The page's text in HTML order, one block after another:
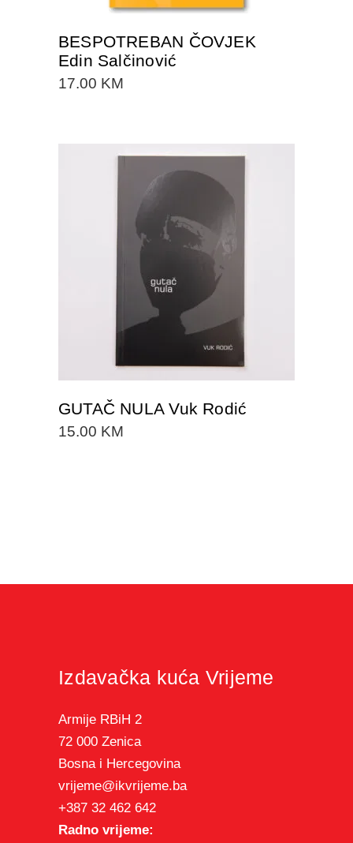
BESPOTREBAN ČOVJEK
Edin Salčinović
17.00 KM
GUTAČ NULA Vuk Rodić
15.00 KM
Izdavačka kuća Vrijeme
Armije RBiH 2
72 000 Zenica
Bosna i Hercegovina
vrijeme@ikvrijeme.ba
+387 32 462 642
Radno vrijeme: